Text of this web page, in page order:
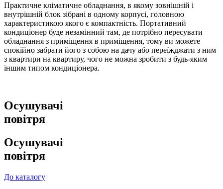
Практичне кліматичне обладнання, в якому зовнішній і
внутрішній блок зібрані в одному корпусі, головною
характеристикою якого є компактність. Портативний
кондиціонер буде незамінний там, де потрібно пересувати
обладнання з приміщення в приміщення, тому ви можете
спокійно забрати його з собою на дачу або переїжджати з ним
з квартири на квартиру, чого не можна зробити з будь-яким
іншим типом кондиціонера.
Осушувачі
повітря
Осушувачі
повітря
До каталогу